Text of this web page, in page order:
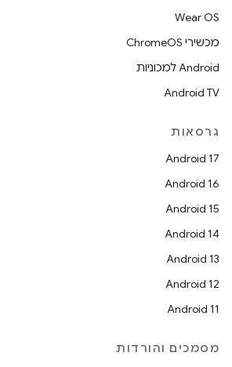
Wear OS
מכשירי ChromeOS
Android למכוניות
Android TV
גרסאות
Android 17
Android 16
Android 15
Android 14
Android 13
Android 12
Android 11
מסמכים והורדות